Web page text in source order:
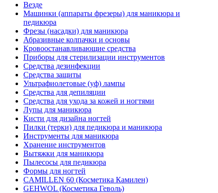
Везде
Машинки (аппараты фрезеры) для маникюра и
педикюра
Фрезы (насадки) для маникюра
Абразивные колпачки и основы
Кровоостанавливающие средства
Приборы для стерилизации инструментов
Средства дезинфекции
Средства защиты
Ультрафиолетовые (уф) лампы
Средства для депиляции
Средства для ухода за кожей и ногтями
Лупы для маникюра
Кисти для дизайна ногтей
Пилки (терки) для педикюра и маникюра
Инструменты для маникюра
Хранение инструментов
Вытяжки для маникюра
Пылесосы для педикюра
Формы для ногтей
CAMILLEN 60 (Косметика Камилен)
GEHWOL (Косметика Геволь)